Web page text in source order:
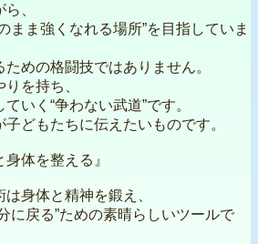
、
まま強くなれる場所”を目指していま
めの格闘技ではありません。
を持ち、
いく“争わない武道”です。
どもたちに伝えたいものです。
身体を整える』
身体と精神を鍛え、
に戻る”ための素晴らしいツールで